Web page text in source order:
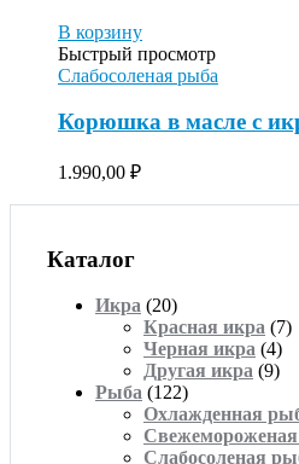
В корзину
Быстрый просмотр
Слабосоленая рыба
Корюшка в масле с
1.990,00 ₽
Каталог
Икра (20)
Красная икра (7)
Черная икра (4)
Другая икра (9)
Рыба (122)
Охлажденная
Слабосоленая